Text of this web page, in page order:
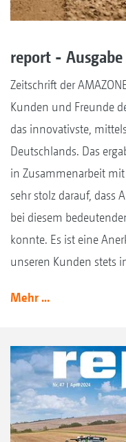
report - Ausgabe
Zeitschrift der
Kunden und Freunde
das innovativste,
Deutschlands. Das
in Zusammenarbeit
sehr stolz darauf, dass
bei diesem
konnte. Es ist eine
unseren Kunden stets
Mehr ...